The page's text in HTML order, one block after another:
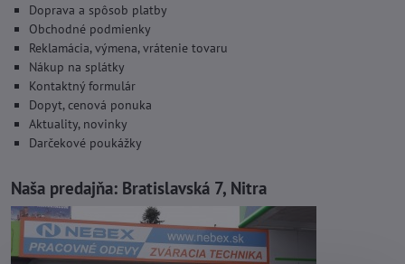
Doprava a spôsob platby
Obchodné podmienky
Reklamácia, výmena, vrátenie tovaru
Nákup na splátky
Kontaktný formulár
Dopyt, cenová ponuka
Aktuality, novinky
Darčekové poukážky
Naša predajňa: Bratislavská 7, Nitra